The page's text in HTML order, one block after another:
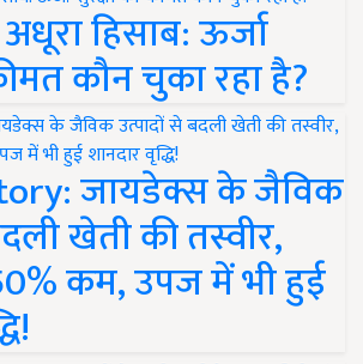
हिसाब: ऊर्जा
कौन चुका रहा है?
जायडेक्स के जैविक
खेती की तस्वीर,
कम, उपज में भी हुई